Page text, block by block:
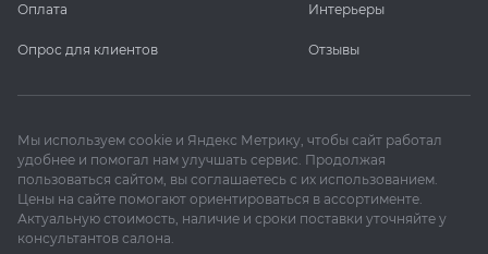
Оплата
Опрос для клиентов
Интерьеры
Отзывы
Мы используем cookie и Яндекс Метрику, чтобы сайт работал
удобнее и помогал нам улучшать сервис. Продолжая
пользоваться сайтом, вы соглашаетесь с их использованием.
Цены на сайте помогают ориентироваться в ассортименте.
Актуальную стоимость, наличие и сроки поставки уточняйте у
консультантов салона.